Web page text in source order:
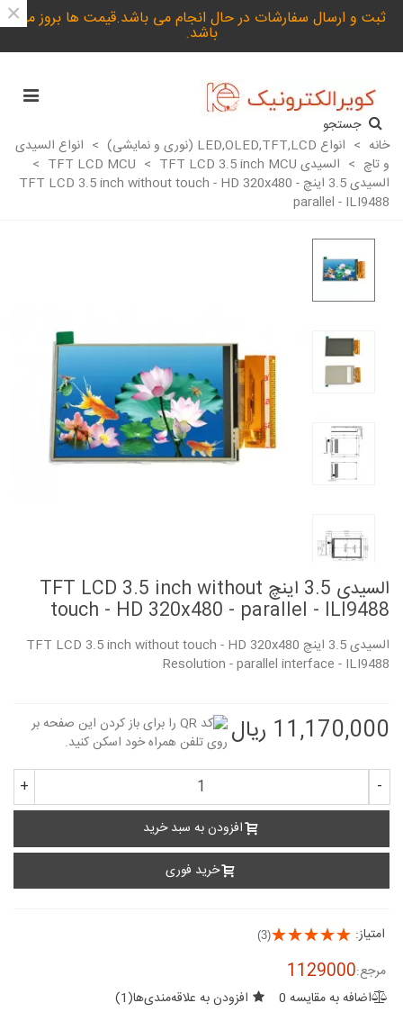
ثبت و ارسال سفارشات در حال انجام می باشد.قیمت ها بروز می
باشد.
×
جستجو
خانه > انواع LED,OLED,TFT,LCD (نوری و نمایشی) > انواع السیدی
و تاچ > السیدی TFT LCD MCU > TFT LCD 3.5 inch MCU
>
السیدی 3.5 اینچ TFT LCD 3.5 inch without touch - HD 320x480 -
parallel - ILI9488
السیدی 3.5 اینچ TFT LCD 3.5 inch without
touch - HD 320x480 - parallel - ILI9488
السیدی 3.5 اینچ TFT LCD 3.5 inch without touch - HD 320x480
Resolution - parallel interface - ILI9488
11,170,000 ریال
-
+
افزودن به سبد خرید
خرید فوری
امتیاز: (3)
مرجع:1129000
اضافه به مقایسه 0 افزودن به علاقه‌مندی‌ها(
1
)